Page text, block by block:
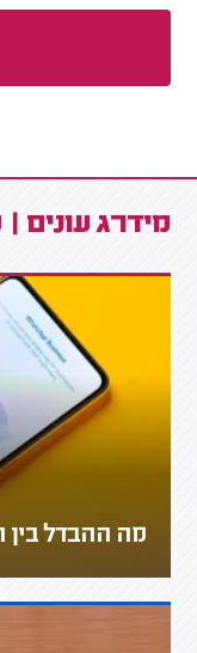
מידרג עונים
מה ההבדל בין